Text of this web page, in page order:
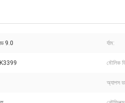
9.0 র্যাম:
মৌলিক
অ্যাপস